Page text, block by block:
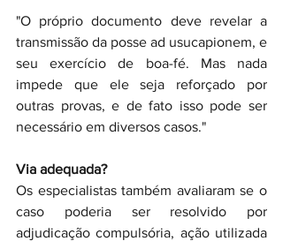
"O próprio documento deve revelar a
transmissão da posse ad usucapionem, e
seu exercício de boa-fé. Mas nada
impede que ele seja reforçado por
outras provas, e de fato isso pode ser
necessário em diversos casos."
Via adequada?
Os especialistas também avaliaram se o
caso poderia ser resolvido por
adjudicação compulsória, ação utilizada